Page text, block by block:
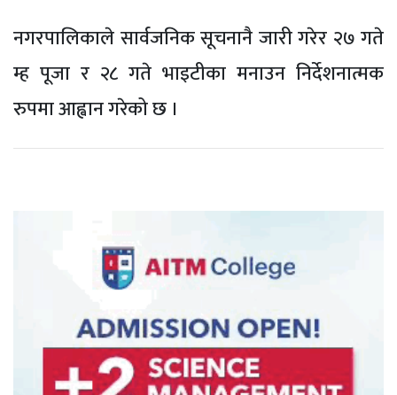
नगरपालिकाले सार्वजनिक सूचनानै जारी गरेर २७ गते
म्ह पूजा र २८ गते भाइटीका मनाउन निर्देशनात्मक
रुपमा आह्वान गरेको छ ।